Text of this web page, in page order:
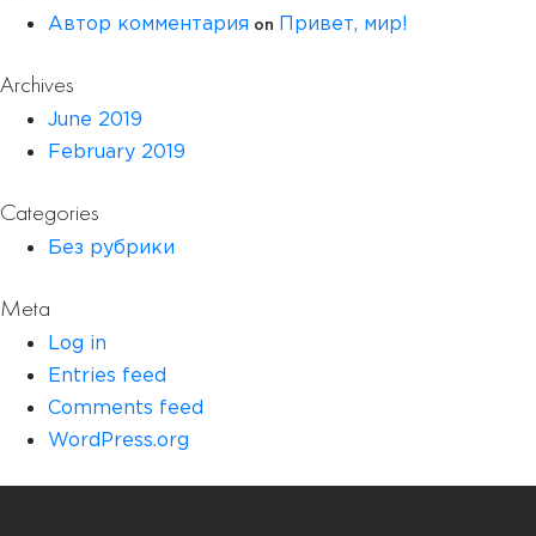
Автор комментария on Привет, мир!
Archives
June 2019
February 2019
Categories
Без рубрики
Meta
Log in
Entries feed
Comments feed
WordPress.org